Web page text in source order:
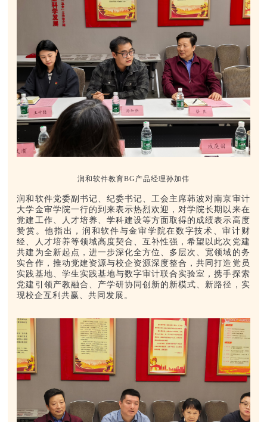
润和软件教育BG产品经理孙加伟
润和软件党委副书记、纪委书记、工会主席韩波对南京审计
大学金审学院一行的到来表示热烈欢迎，对学院长期以来在
党建工作、人才培养、学科建设等方面取得的成绩表示高度
赞赏。他指出，润和软件与金审学院在数字技术、审计财
经、人才培养等领域高度契合、互补性强，希望以此次党建
共建为全新起点，进一步深化全方位、多层次、宽领域的务
实合作，推动党建资源与校企资源深度整合，共同打造党员
实践基地、学生实践基地与数字审计联合实验室，携手探索
党建引领产教融合、产学研协同创新的新模式、新路径，实
现校企互利共赢、共同发展。